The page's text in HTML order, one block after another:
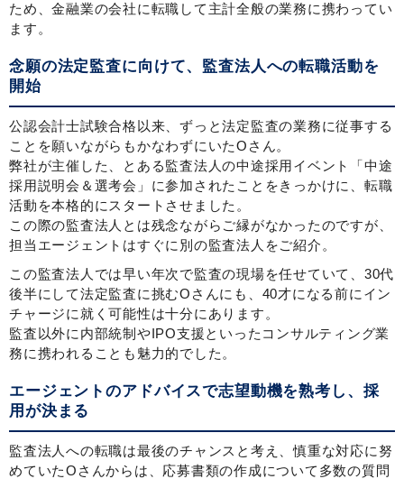
ため、金融業の会社に転職して主計全般の業務に携わってい
ます。
念願の法定監査に向けて、監査法人への転職活動を
開始
公認会計士試験合格以来、ずっと法定監査の業務に従事する
ことを願いながらもかなわずにいたOさん。
弊社が主催した、とある監査法人の中途採用イベント「中途
採用説明会＆選考会」に参加されたことをきっかけに、転職
活動を本格的にスタートさせました。
この際の監査法人とは残念ながらご縁がなかったのですが、
担当エージェントはすぐに別の監査法人をご紹介。
この監査法人では早い年次で監査の現場を任せていて、30代
後半にして法定監査に挑むOさんにも、40才になる前にイン
チャージに就く可能性は十分にあります。
監査以外に内部統制やIPO支援といったコンサルティング業
務に携われることも魅力的でした。
エージェントのアドバイスで志望動機を熟考し、採
用が決まる
監査法人への転職は最後のチャンスと考え、慎重な対応に努
めていたOさんからは、応募書類の作成について多数の質問